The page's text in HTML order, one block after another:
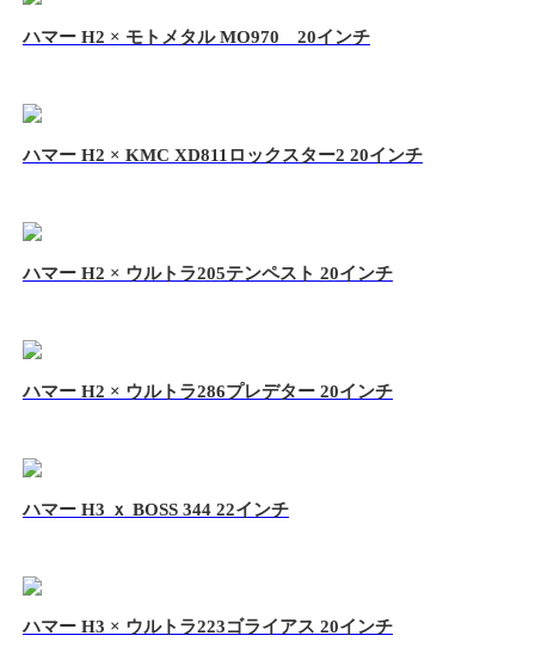
ハマー H2 × モトメタル MO970 20インチ
ハマー H2 × KMC XD811ロックスター2 20インチ
ハマー H2 × ウルトラ205テンペスト 20インチ
ハマー H2 × ウルトラ286プレデター 20インチ
ハマー H3 ｘ BOSS 344 22インチ
ハマー H3 × ウルトラ223ゴライアス 20インチ